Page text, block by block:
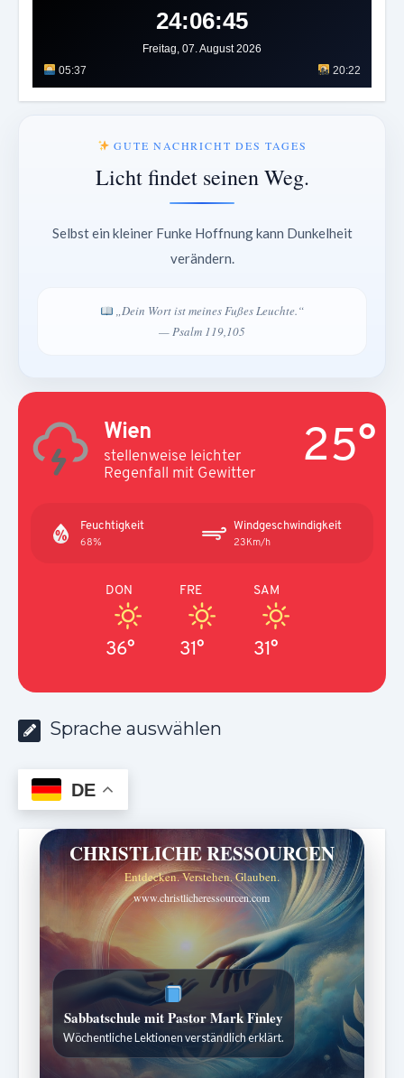
24:06:49
Freitag, 07. August 2026
05:37
20:22
GUTE NACHRICHT DES TAGES
Licht findet seinen Weg.
Selbst ein kleiner Funke Hoffnung kann Dunkelheit
verändern.
„Dein Wort ist meines Fußes Leuchte.“
— Psalm 119,105
Wien
stellenweise leichter
Regenfall mit Gewitter
25°
Feuchtigkeit
68%
Windgeschwindigkeit
23Km/h
DON
36°
FRE
31°
SAM
31°
Sprache auswählen
DE
CHRISTLICHE RESSOURCEN
Entdecken. Verstehen. Glauben.
www.christlicheressourcen.com
ZURÜCK ZUR QUELLE DES LEBENS
Sabbatliche Gedanken für Stille und Erneuerung.